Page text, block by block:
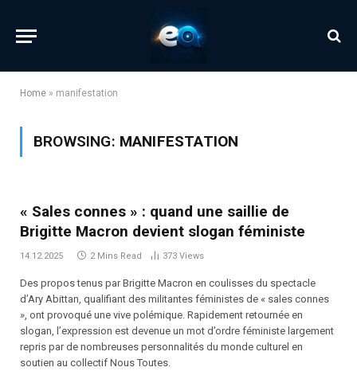
Home » manifestation
BROWSING: MANIFESTATION
« Sales connes » : quand une saillie de
Brigitte Macron devient slogan féministe
14.12.2025 2 Mins Read 373 Views
Des propos tenus par Brigitte Macron en coulisses du spectacle
d’Ary Abittan, qualifiant des militantes féministes de « sales connes
», ont provoqué une vive polémique. Rapidement retournée en
slogan, l’expression est devenue un mot d’ordre féministe largement
repris par de nombreuses personnalités du monde culturel en
soutien au collectif Nous Toutes.